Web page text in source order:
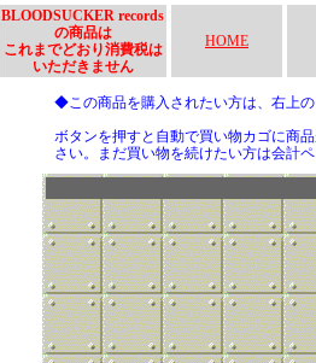
BLOODSUCKER records
の商品は
これまでどおり消費税は
いただきません
HOME
◆この商品を購入されたい方は、右上
ボタンを押すと自動で買い物カゴに商
さい。まだ買い物を続けたい方は会計